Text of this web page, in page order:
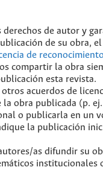
derechos de autor y
de su obra,
de
compartir la obra
esta revista.
acuerdos de
obra publicada (p.
o publicarla en un
la publicación
as difundir su
institucionales